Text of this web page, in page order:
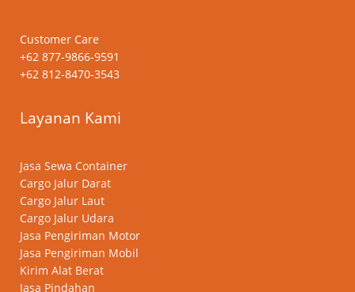
Customer Care
+62 877-9866-9591
+62 812-8470-3543
Layanan Kami
Jasa Sewa Container
Cargo Jalur Darat
Cargo Jalur Laut
Cargo Jalur Udara
Jasa Pengiriman Motor
Jasa Pengiriman Mobil
Kirim Alat Berat
Jasa Pindahan